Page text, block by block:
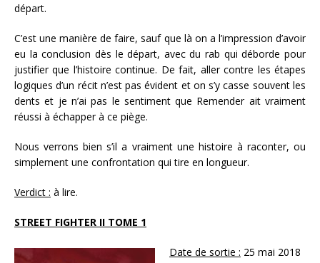
départ.
C’est une manière de faire, sauf que là on a l’impression d’avoir
eu la conclusion dès le départ, avec du rab qui déborde pour
justifier que l’histoire continue. De fait, aller contre les étapes
logiques d’un récit n’est pas évident et on s’y casse souvent les
dents et je n’ai pas le sentiment que Remender ait vraiment
réussi à échapper à ce piège.
Nous verrons bien s’il a vraiment une histoire à raconter, ou
simplement une confrontation qui tire en longueur.
Verdict : à lire.
STREET FIGHTER II TOME 1
Date de sortie : 25 mai 2018